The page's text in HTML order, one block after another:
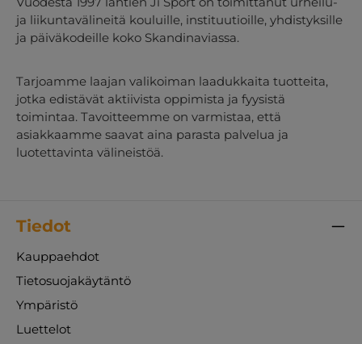
ja liikuntavälineitä kouluille, instituutioille, yhdistyksille
ja päiväkodeille koko Skandinaviassa.
Tarjoamme laajan valikoiman laadukkaita tuotteita,
jotka edistävät aktiivista oppimista ja fyysistä
toimintaa. Tavoitteemme on varmistaa, että
asiakkaamme saavat aina parasta palvelua ja
luotettavinta välineistöä.
Tiedot
Kauppaehdot
Tietosuojakäytäntö
Ympäristö
Luettelot